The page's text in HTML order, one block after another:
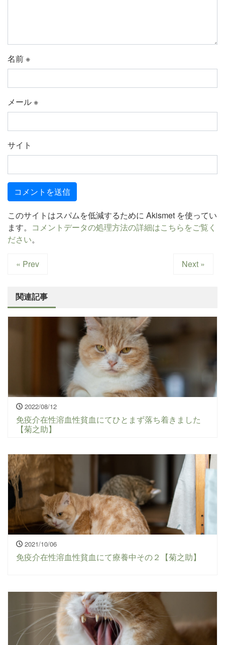
名前※
メール※
サイト
このサイトはスパムを低減するために Akismet を使ってい
ます。 コメントデータの処理方法の詳細はこちらをご覧く
ださい。
« Prev Next »
関連記事
2022/08/12
免疫介在性溶血性貧血にてひとまず落ち着きました
【菊之助】
2021/10/06
免疫介在性溶血性貧血にて療養中その２【菊之助】